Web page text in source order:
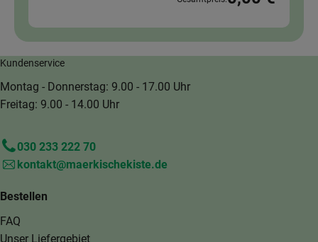
Kundenservice
Montag - Donnerstag: 9.00 - 17.00 Uhr
Freitag: 9.00 - 14.00 Uhr
030 233 222 70
kontakt@maerkischekiste.de
Bestellen
FAQ
Unser Liefergebiet